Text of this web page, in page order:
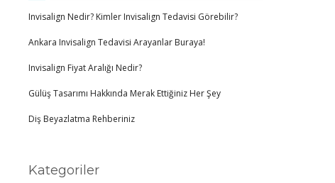
Invisalign Nedir? Kimler Invisalign Tedavisi Görebilir?
Ankara Invisalign Tedavisi Arayanlar Buraya!
Invisalign Fiyat Aralığı Nedir?
Gülüş Tasarımı Hakkında Merak Ettiğiniz Her Şey
Diş Beyazlatma Rehberiniz
Kategoriler